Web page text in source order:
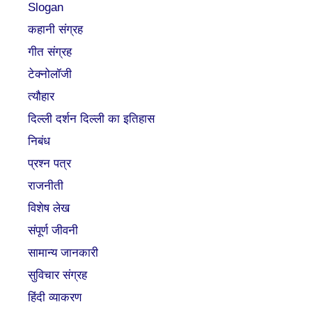
Slogan
कहानी संग्रह
गीत संग्रह
टेक्नोलॉजी
त्यौहार
दिल्ली दर्शन दिल्ली का इतिहास
निबंध
प्रश्न पत्र
राजनीती
विशेष लेख
संपूर्ण जीवनी
सामान्य जानकारी
सुविचार संग्रह
हिंदी व्याकरण